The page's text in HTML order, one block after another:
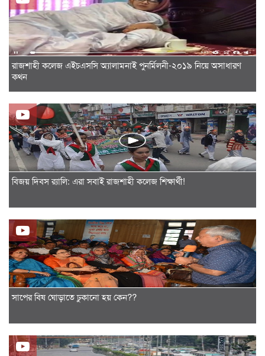
রাজশাহী কলেজ এইচএসসি অ্যালামনাই পুনর্মিলনী-২০১৯ নিয়ে অসাধারণ
কথন
বিজয় দিবস র‌্যালি: এরা সবাই রাজশাহী কলেজ শিক্ষার্থী!
সাপের বিষ ঘোড়াতে ঢুকানো হয় কেন??